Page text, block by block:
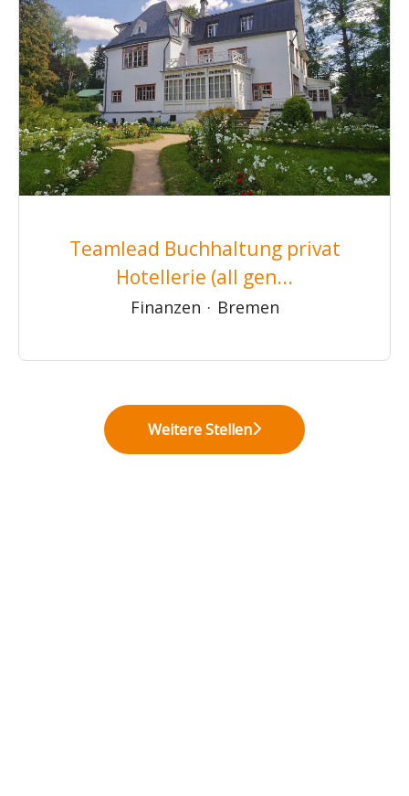
Teamlead Buchhaltung privat
Hotellerie (all gen...
Finanzen · Bremen
Weitere Stellen